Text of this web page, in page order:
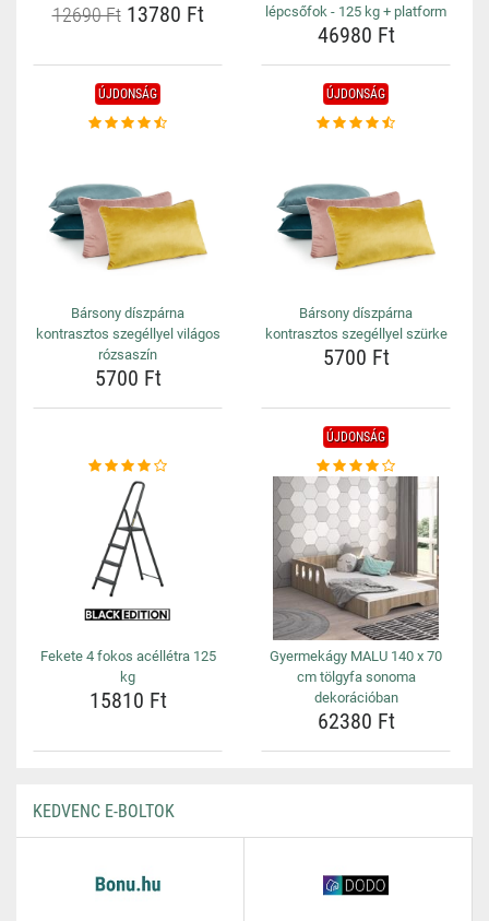
12690 Ft13780 Ft
lépcsőfok - 125 kg + platform
46980 Ft
ÚJDONSÁG
Bársony díszpárna
kontrasztos szegéllyel világos
rózsaszín
5700 Ft
ÚJDONSÁG
Bársony díszpárna
kontrasztos szegéllyel szürke
5700 Ft
Fekete 4 fokos acéllétra 125
kg
15810 Ft
ÚJDONSÁG
Gyermekágy MALU 140 x 70
cm tölgyfa sonoma
dekorációban
62380 Ft
KEDVENC E-BOLTOK